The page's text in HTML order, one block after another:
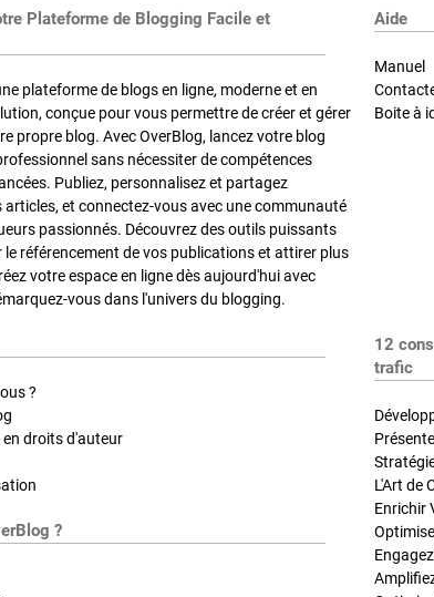
Plateforme de Blogging Facile et
plateforme de blogs en ligne, moderne et en
conçue pour vous permettre de créer et gérer
propre blog. Avec OverBlog, lancez votre blog
sans nécessiter de compétences
Publiez, personnalisez et partagez
et connectez-vous avec une communauté
passionnés. Découvrez des outils puissants
le référencement de vos publications et attirer plus
votre espace en ligne dès aujourd'hui avec
vous dans l'univers du blogging.
Aide
Manuel
Boite à
?
droits d'auteur
?
12
trafic
L'Art de